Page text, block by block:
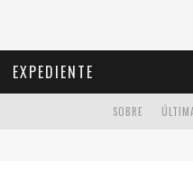
EXPEDIENTE
SOBRE